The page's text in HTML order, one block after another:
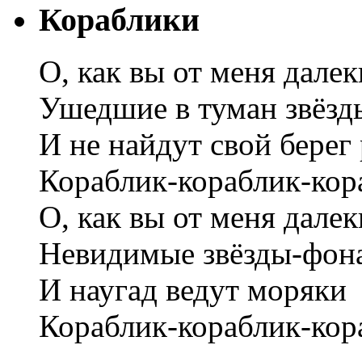
Кораблики
О, как вы от меня
Ушедшие в туман
И не найдут свой берег
Кораблик-кораблик-
О, как вы от меня
Невидимые звёзды-
И наугад ведут моряки
Кораблик-кораблик-